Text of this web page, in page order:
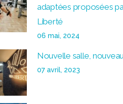
adaptées proposées
Liberté
06 mai, 2024
Nouvelle salle,
07 avril, 2023